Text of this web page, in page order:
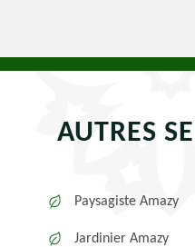
AUTRES
Paysagiste Amazy
Jardinier Amazy